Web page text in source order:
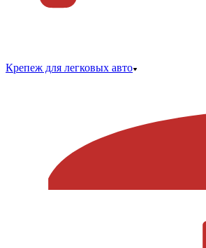
Крепеж для легковых авто